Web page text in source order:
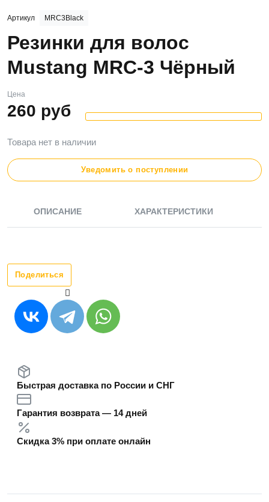
Артикул MRC3Black
Резинки для волос
Mustang MRC-3 Чёрный
Цена
260 руб
Товара нет в наличии
Уведомить о поступлении
ОПИСАНИЕ ХАРАКТЕРИСТИКИ
Поделиться
Быстрая доставка по России и СНГ
Гарантия возврата — 14 дней
Скидка 3% при оплате онлайн